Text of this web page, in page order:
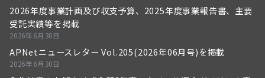
2026年度事業計画及び収支予算、2025年度事業報告書、主要
受託実績等を掲載
2026年6月30日
APNetニュースレター Vol.205(2026年06月号)を掲載
2026年6月30日